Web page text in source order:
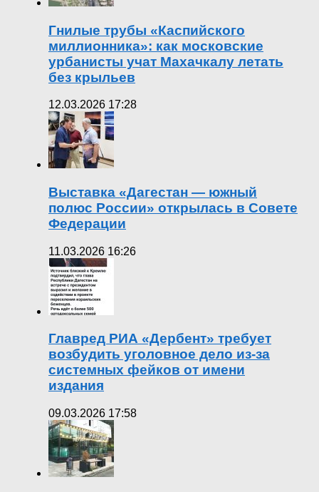
Гнилые трубы «Каспийского
миллионника»: как московские
урбанисты учат Махачкалу летать
без крыльев
12.03.2026 17:28
Выставка «Дагестан — южный
полюс России» открылась в Совете
Федерации
11.03.2026 16:26
Главред РИА «Дербент» требует
возбудить уголовное дело из-за
системных фейков от имени
издания
09.03.2026 17:58